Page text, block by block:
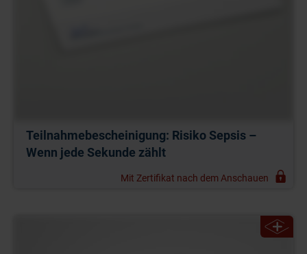
Teilnahmebescheinigung: Risiko Sepsis –
Wenn jede Sekunde zählt
Mit Zertifikat nach dem Anschauen